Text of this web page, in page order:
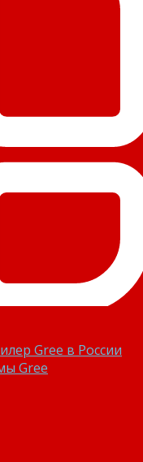
Gree